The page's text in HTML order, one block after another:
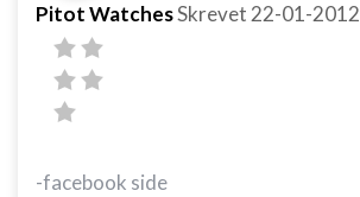
Pitot WatchesSkrevet 22-01-2012
-facebook side